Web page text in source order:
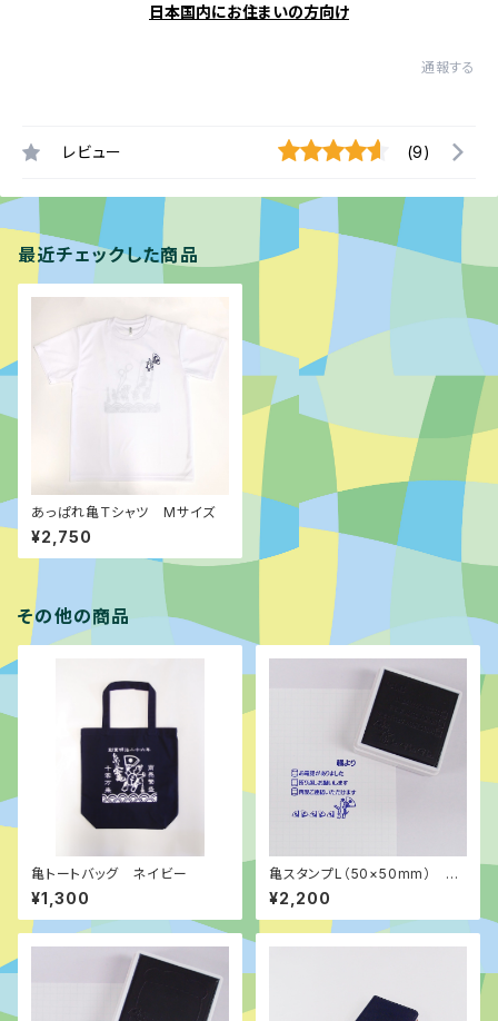
日本国内にお住まいの方向け
通報する
レビュー (9)
最近チェックした商品
あっぱれ亀Ｔシャツ Mサイズ
¥2,750
その他の商品
亀トートバッグ ネイビー
¥1,300
亀スタンプL（50×50mm） ②
電話伝言メモ
¥2,200